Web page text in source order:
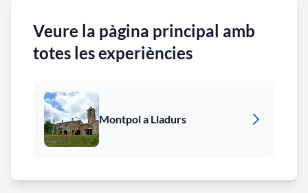
Veure la pàgina principal amb
totes les experiències
Montpol a Lladurs